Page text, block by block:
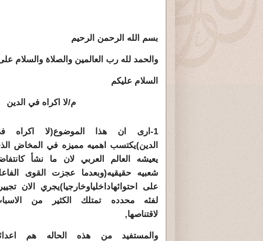
بسم الله الرحمن الرحيم
والحمد لله رب العالمين والصلاة والسلام
السلام عليكم
م/لا اكراه في الدين
1-ارى ان هذا الموضوع(لا اكراه
الدين)يكتسب اهميه مميزه في المخاض
يعيشه العالم العربي لان ما نشأ
شعبيه حقيقيه(وبعدما عجزت القوى
على احتوائهاداخلياوخارجيا)يجري الان
لفئه محدده تمتلك الكثير من
لاقتناصها,
والمستفيد من هذه الحاله هم